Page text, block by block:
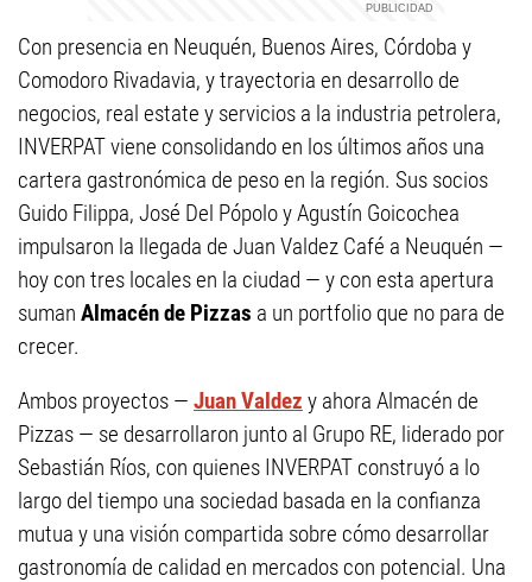
Con presencia en Neuquén, Buenos Aires, Córdoba y
Comodoro Rivadavia, y trayectoria en desarrollo de
negocios, real estate y servicios a la industria petrolera,
INVERPAT viene consolidando en los últimos años una
cartera gastronómica de peso en la región. Sus socios
Guido Filippa, José Del Pópolo y Agustín Goicochea
impulsaron la llegada de Juan Valdez Café a Neuquén —
hoy con tres locales en la ciudad — y con esta apertura
suman Almacén de Pizzas a un portfolio que no para de
crecer.
Ambos proyectos — Juan Valdez y ahora Almacén de
Pizzas — se desarrollaron junto al Grupo RE, liderado por
Sebastián Ríos, con quienes INVERPAT construyó a lo
largo del tiempo una sociedad basada en la confianza
mutua y una visión compartida sobre cómo desarrollar
gastronomía de calidad en mercados con potencial. Una